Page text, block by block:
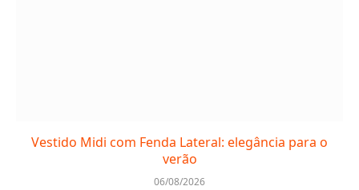
Vestido Midi com Fenda Lateral: elegância para o
verão
06/08/2026